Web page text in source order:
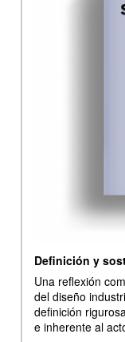
Definición y
Una reflexión
del diseño
definición
e inherente al